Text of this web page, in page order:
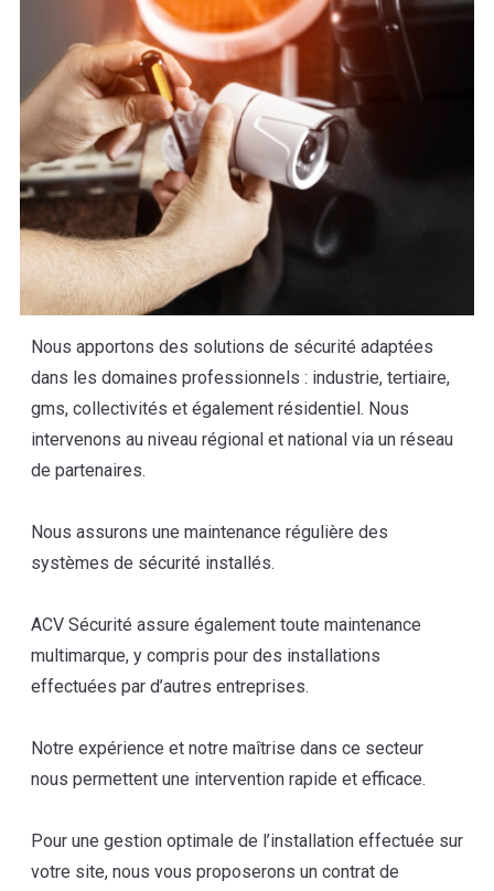
Nous apportons des solutions de sécurité adaptées
dans les domaines professionnels : industrie, tertiaire,
gms, collectivités et également résidentiel. Nous
intervenons au niveau régional et national via un réseau
de partenaires.
Nous assurons une maintenance régulière des
systèmes de sécurité installés.
ACV Sécurité assure également toute maintenance
multimarque, y compris pour des installations
effectuées par d’autres entreprises.
Notre expérience et notre maîtrise dans ce secteur
nous permettent une intervention rapide et efficace.
Pour une gestion optimale de l’installation effectuée sur
votre site, nous vous proposerons un contrat de